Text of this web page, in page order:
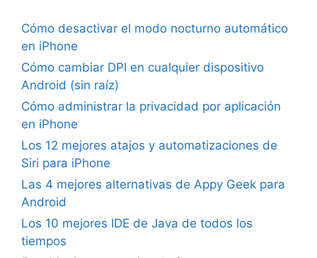
Cómo desactivar el modo nocturno automático
en iPhone
Cómo cambiar DPI en cualquier dispositivo
Android (sin raíz)
Cómo administrar la privacidad por aplicación
en iPhone
Los 12 mejores atajos y automatizaciones de
Siri para iPhone
Las 4 mejores alternativas de Appy Geek para
Android
Los 10 mejores IDE de Java de todos los
tiempos